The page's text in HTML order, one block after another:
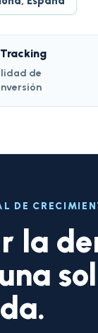
Tracking
de
DE
la